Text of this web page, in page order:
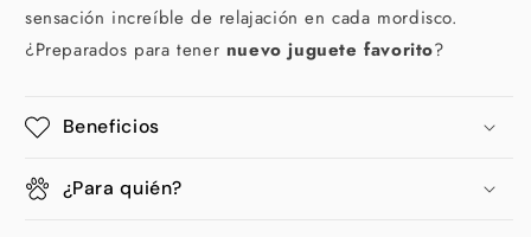
sensación increíble de relajación en cada mordisco.
¿Preparados para tener nuevo juguete favorito?
Beneficios
¿Para quién?